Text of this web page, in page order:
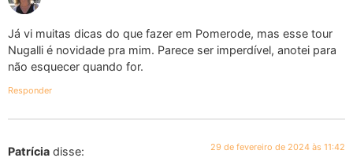
Já vi muitas dicas do que fazer em Pomerode, mas esse tour
Nugalli é novidade pra mim. Parece ser imperdível, anotei para
não esquecer quando for.
Responder
Patrícia disse: 29 de fevereiro de 2024 às 11:42